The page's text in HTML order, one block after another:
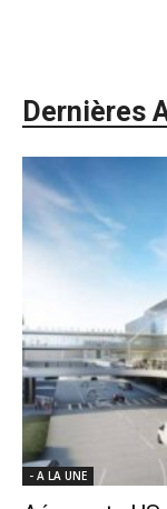
Dernières
- A LA UNE